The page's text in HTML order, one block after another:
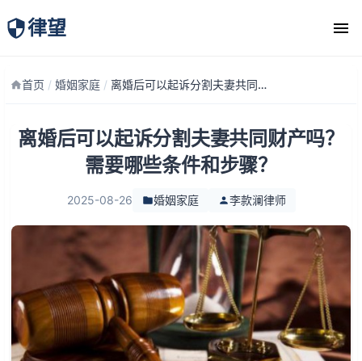
律望
律师团队
首页 / 婚姻家庭 / 离婚后可以起诉分割夫妻共同财产吗？需要哪些条件和步骤？
离婚后可以起诉分割夫妻共同财产吗？
需要哪些条件和步骤？
2025-08-26 婚姻家庭 李款澜律师